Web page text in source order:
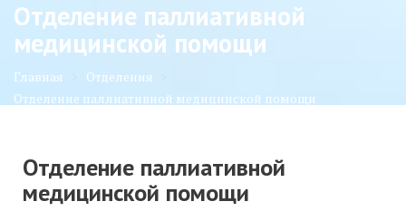
КЛИНИЧЕСКИЙ ОНКОЛОГИЧЕСКИЙ
ЦЕНТР"
Отделение паллиативной
медицинской помощи
Главная
Отделения
Отделение паллиативной медицинской помощи
Отделение паллиативной
медицинской помощи